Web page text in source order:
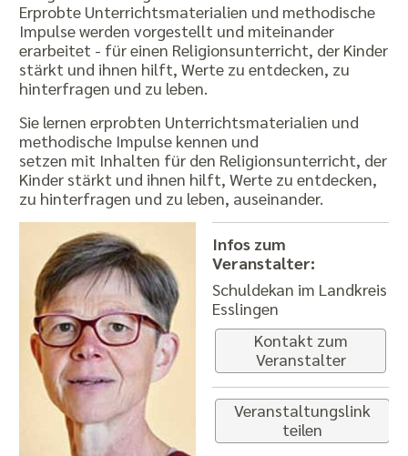
Erprobte Unterrichtsmaterialien und methodische
Impulse werden vorgestellt und miteinander
erarbeitet - für einen Religionsunterricht, der Kinder
stärkt und ihnen hilft, Werte zu entdecken, zu
hinterfragen und zu leben.
Sie lernen erprobten Unterrichtsmaterialien und
methodische Impulse kennen und
setzen mit Inhalten für den Religionsunterricht, der
Kinder stärkt und ihnen hilft, Werte zu entdecken,
zu hinterfragen und zu leben, auseinander.
Infos zum
Veranstalter:
Schuldekan im Landkreis
Esslingen
Kontakt zum
Veranstalter
Veranstaltungslink
teilen